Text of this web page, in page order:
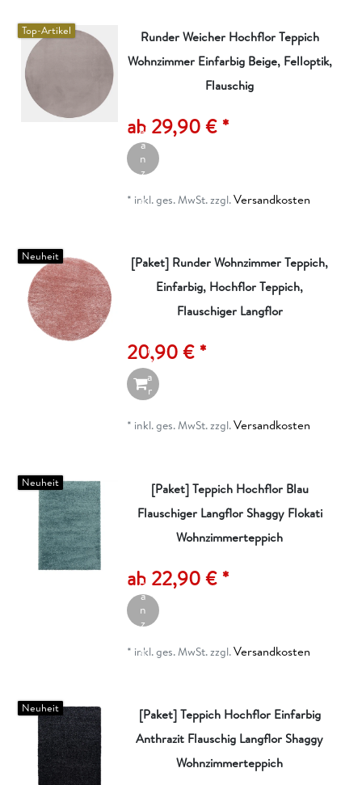
Top-Artikel
Runder Weicher Hochflor Teppich
Wohnzimmer Einfarbig Beige, Felloptik,
Flauschig
ab 29,90 € *
ik
el
a
n
z
g
* inkl. ges. MwSt.zzgl.Versandkosten
Neuheit
[Paket] Runder Wohnzimmer Teppich,
Einfarbig, Hochflor Teppich,
Flauschiger Langflor
20,90 € *
n
W
a
r
e
n
k
* inkl. ges. MwSt.zzgl.Versandkosten
Neuheit
[Paket] Teppich Hochflor Blau
Flauschiger Langflor Shaggy Flokati
Wohnzimmerteppich
ab 22,90 € *
ik
el
a
n
z
g
* inkl. ges. MwSt.zzgl.Versandkosten
Neuheit
[Paket] Teppich Hochflor Einfarbig
Anthrazit Flauschig Langflor Shaggy
Wohnzimmerteppich